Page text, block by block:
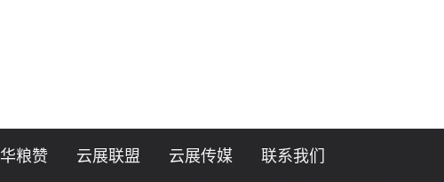
华粮赞 云展联盟 云展传媒 联系我们